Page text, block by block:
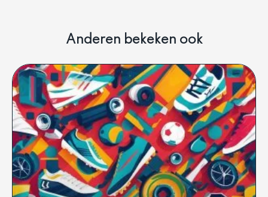
Anderen bekeken ook